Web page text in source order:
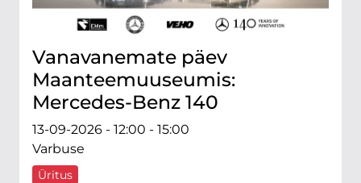
Vanavanemate päev
Maanteemuuseumis:
Mercedes-Benz 140
13-09-2026 - 12:00 - 15:00
Varbuse
Üritus